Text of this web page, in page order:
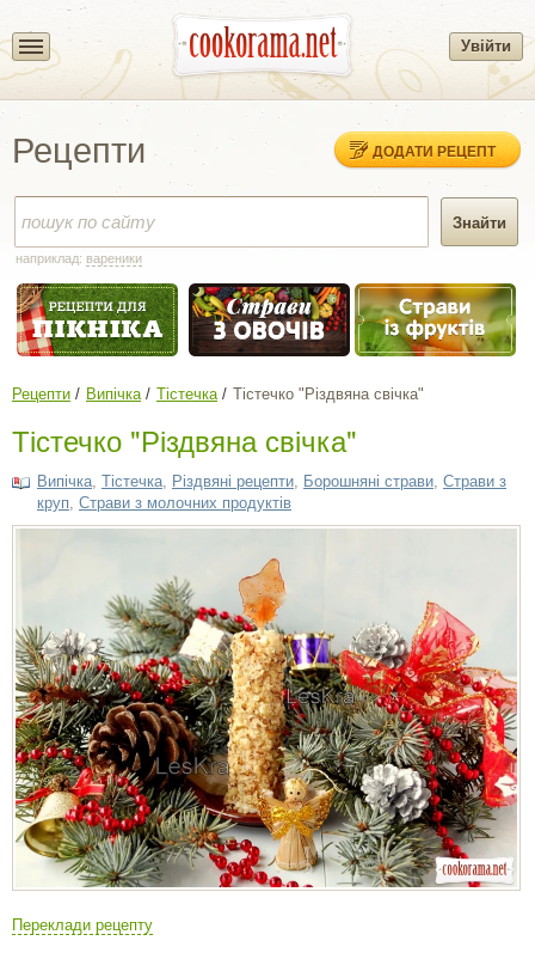
Увійти
Рецепти ДОДАТИ РЕЦЕПТ
наприклад: вареники
Рецепти Випічка Тістечка Тістечко "Різдвяна свічка"
Тістечко "Різдвяна свічка"
Випічка Тістечка Різдвяні рецепти Борошняні страви Страви з
круп Страви з молочних продуктів
Переклади рецепту